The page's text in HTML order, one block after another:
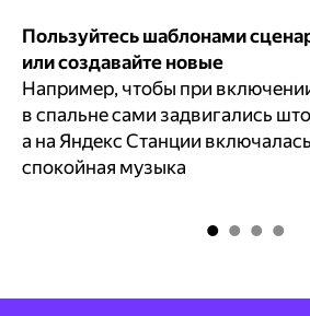
Пользуйтесь шаблонами
или создавайте новые
Например, чтобы при
в спальне сами задвигались
а на Яндекс Станции включалась
спокойная музыка